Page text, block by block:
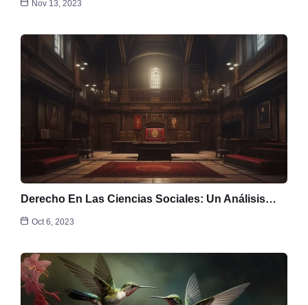
Nov 13, 2023
Derecho En Las Ciencias Sociales: Un Análisis…
Oct 6, 2023